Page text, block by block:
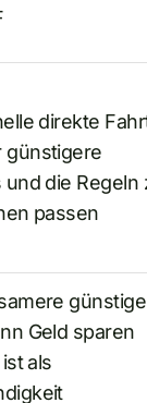
direkte
günstigere
und die Regeln
passen
günstige
Geld sparen
als